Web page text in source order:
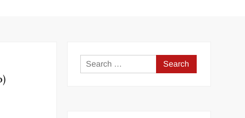
Search
for: